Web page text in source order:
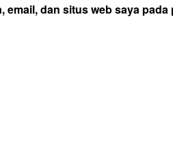
email, dan situs web saya